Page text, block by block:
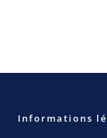
Informations